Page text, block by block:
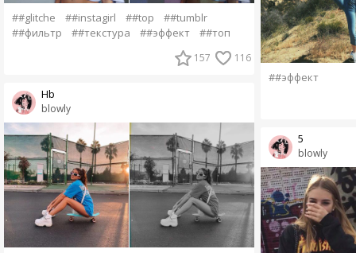
##glitche ##instagirl ##top
##tumblr
##фильтр
##текстура ##эффект ##топ
157 116
blowly
Hb
##эффект
blowly
5